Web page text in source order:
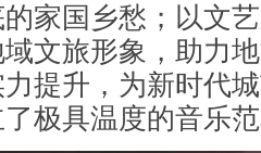
家国乡愁；以文
文旅形象，助力
提升，为新时代
极具温度的音乐